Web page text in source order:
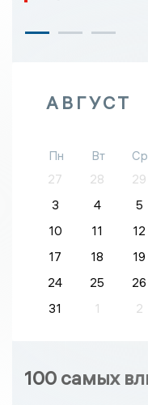
АВГУСТ
Пн Вт Ср
27
28 29
3
4 5
10
11 12
17
18 19
24
25 26
31
1 2
100 самых